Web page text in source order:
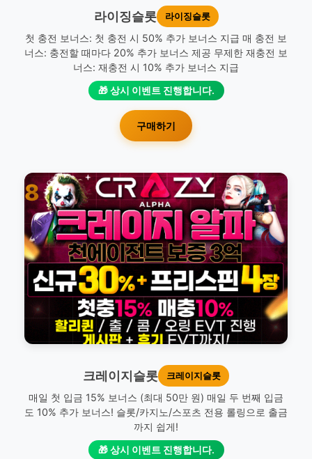
라이징슬롯 라이징슬롯
첫 충전 보너스: 첫 충전 시 50% 추가 보너스 지급 매 충전 보
너스: 충전할 때마다 20% 추가 보너스 제공 무제한 재충전 보
너스: 재충전 시 10% 추가 보너스 지급
🎁 상시 이벤트 진행합니다.
구매하기
8
크레이지슬롯 크레이지슬롯
매일 첫 입금 15% 보너스 (최대 50만 원) 매일 두 번째 입금
도 10% 추가 보너스! 슬롯/카지노/스포츠 전용 롤링으로 출금
까지 쉽게!
🎁 상시 이벤트 진행합니다.